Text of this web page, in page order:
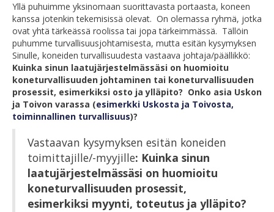
Yllä puhuimme yksinomaan suorittavasta portaasta, koneen
kanssa jotenkin tekemisissä olevat. On olemassa ryhmä, jotka
ovat yhtä tärkeässä roolissa tai jopa tärkeimmässä. Tällöin
puhumme turvallisuusjohtamisesta, mutta esitän kysymyksen
Sinulle, koneiden turvallisuudesta vastaava johtaja/päällikkö:
Kuinka sinun laatujärjestelmässäsi on huomioitu
koneturvallisuuden johtaminen tai koneturvallisuuden
prosessit, esimerkiksi osto ja ylläpito? Onko asia Uskon
ja Toivon varassa (esimerkki Uskosta ja Toivosta,
toiminnallinen turvallisuus)?
Vastaavan kysymyksen esitän koneiden
toimittajille/-myyjille: Kuinka sinun
laatujärjestelmässäsi on huomioitu
koneturvallisuuden prosessit,
esimerkiksi myynti, toteutus ja ylläpito?